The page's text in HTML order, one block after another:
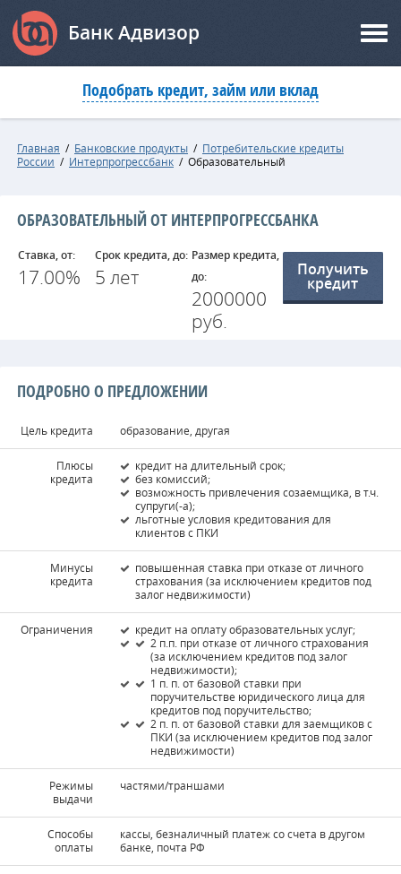
Банк Адвизор
Подобрать кредит, займ или вклад
Главная / Банковские продукты / Потребительские кредиты
России / Интерпрогрессбанк / Образовательный
ОБРАЗОВАТЕЛЬНЫЙ ОТ ИНТЕРПРОГРЕССБАНКА
Ставка, от:
17.00%
Срок кредита, до:
5 лет
Размер кредита,
до:
2000000
руб.
Получить
кредит
ПОДРОБНО О ПРЕДЛОЖЕНИИ
Цель кредита образование, другая
Плюсы
кредита
кредит на длительный срок;
без комиссий;
возможность привлечения созаемщика, в т.ч.
супруги(-а);
льготные условия кредитования для
клиентов с ПКИ
Минусы
кредита
повышенная ставка при отказе от личного
страхования (за исключением кредитов под
залог недвижимости)
Ограничения
кредит на оплату образовательных услуг;
2 п.п. при отказе от личного страхования
(за исключением кредитов под залог
недвижимости);
1 п. п. от базовой ставки при
поручительстве юридического лица для
кредитов под поручительство;
2 п. п. от базовой ставки для заемщиков с
ПКИ (за исключением кредитов под залог
недвижимости)
Режимы
выдачи
частями/траншами
Способы
оплаты
кассы, безналичный платеж со счета в другом
банке, почта РФ